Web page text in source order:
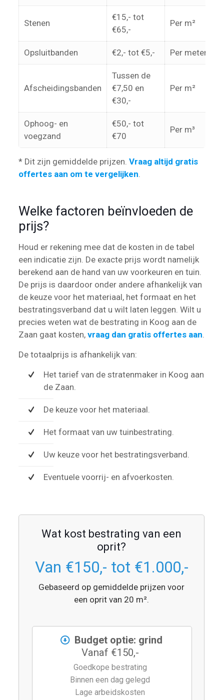
Stenen
€15,- tot
€65,-
Per m²
Opsluitbanden €2,- tot €5,- Per meter
Afscheidingsbanden
Tussen de
€7,50 en
€30,-
Per m²
Ophoog- en
voegzand
€50,- tot
€70
Per m³
* Dit zijn gemiddelde prijzen. Vraag altijd gratis
offertes aan om te vergelijken.
Welke factoren beïnvloeden de
prijs?
Houd er rekening mee dat de kosten in de tabel
een indicatie zijn. De exacte prijs wordt namelijk
berekend aan de hand van uw voorkeuren en tuin.
De prijs is daardoor onder andere afhankelijk van
de keuze voor het materiaal, het formaat en het
bestratingsverband dat u wilt laten leggen. Wilt u
precies weten wat de bestrating in Koog aan de
Zaan gaat kosten, vraag dan gratis offertes aan.
De totaalprijs is afhankelijk van:
Het tarief van de stratenmaker in Koog aan
de Zaan.
De keuze voor het materiaal.
Het formaat van uw tuinbestrating.
Uw keuze voor het bestratingsverband.
Eventuele voorrij- en afvoerkosten.
Wat kost bestrating van een
oprit?
Van €150,- tot €1.000,-
Gebaseerd op gemiddelde prijzen voor
een oprit van 20 m².
Budget optie: grind
Vanaf €150,-
Goedkope bestrating
Binnen een dag gelegd
Lage arbeidskosten